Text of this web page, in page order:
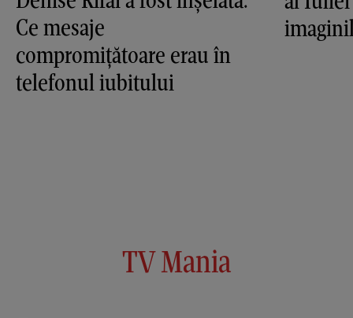
Ce mesaje
compromiţătoare erau în
telefonul iubitului
TV Mania